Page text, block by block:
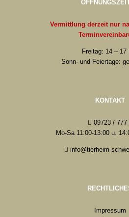
Vermittlung derzeit nur
Freitag: 14 – 17
Sonn- und Feiertage:
KONTAKT
09723 /
Mo-Sa 11:00-13:00 u.
info@tierheim-
Impressum